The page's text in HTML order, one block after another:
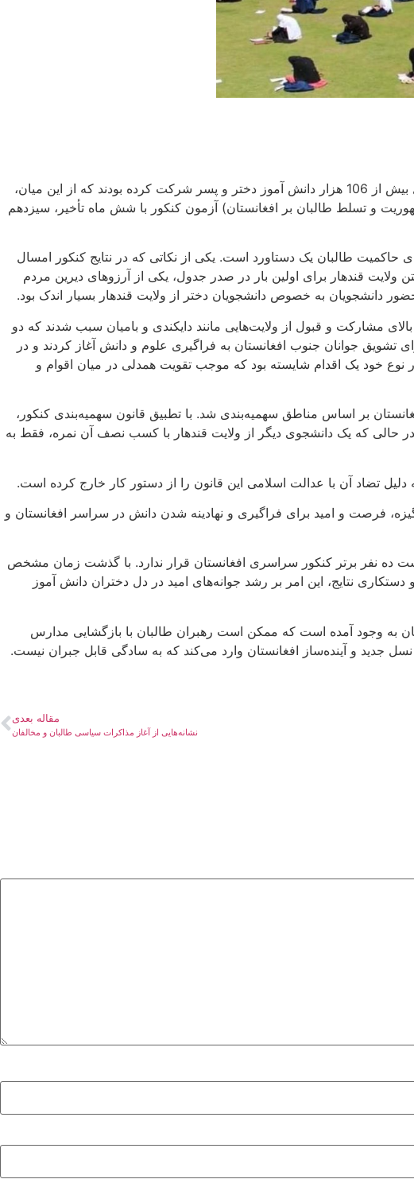
نتایج نخستین آزمون سراسری کنکور افغانستان تحت حاکمیت طالبان، روز چهاردهم آبان‌ماه اعلام شد. در آزمون کنکور امسال بیش از 106 هزار دانش آموز دختر و پسر شرکت کرده بودند که از این میان،
و تسلط طالبان بر افغانستان) آزمون کنکور با شش ماه تأخیر، سیزدهم
حاکمیت طالبان یک دستاورد است. یکی از نکاتی که در نتایج کنکور امسال
قندهار برای اولین بار در صدر جدول، یکی از آرزوهای دیرین مردم
به خصوص دانشجویان دختر از ولایت قندهار بسیار اندک بود.
مشارکت و قبول از ولایت‌هایی مانند دایکندی و بامیان سبب شدند که دو
جوانان جنوب افغانستان به فراگیری علوم و دانش آغاز کردند و در
خود یک اقدام شایسته بود که موجب تقویت همدلی در میان اقوام و
بر اساس مناطق سهمیه‌بندی شد. با تطبیق قانون سهمیه‌بندی کنکور،
حالی که یک دانشجوی دیگر از ولایت قندهار با کسب نصف آن نمره، فقط به
تضاد آن با عدالت اسلامی این قانون را از دستور کار خارج کرده است.
فرصت و امید برای فراگیری و نهادینه شدن دانش در سراسر افغانستان و
ده نفر برتر کنکور سراسری افغانستان قرار ندارد. با گذشت زمان مشخص
نتایج، این امر بر رشد جوانه‌های امید در دل دختران دانش آموز
به وجود آمده است که ممکن است رهبران طالبان با بازگشایی مدارس
جدید و آینده‌ساز افغانستان وارد می‌کند که به سادگی قابل جبران نیست.
مقاله بعدی
نشانه‌هایی از آغاز مذاکرات سیاسی طالبان و مخالفان